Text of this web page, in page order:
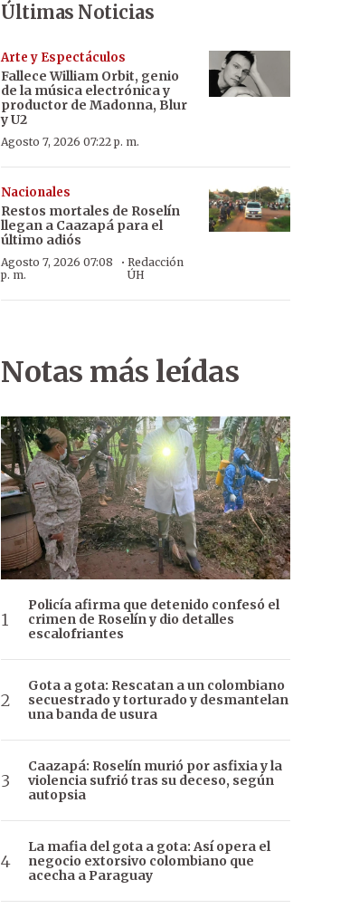
Últimas Noticias
Arte y Espectáculos
Fallece William Orbit, genio
de la música electrónica y
productor de Madonna, Blur
y U2
Agosto 7, 2026 07:22 p. m.
Nacionales
Restos mortales de Roselín
llegan a Caazapá para el
último adiós
Agosto 7, 2026 07:08
p. m.
· Redacción
ÚH
Notas más leídas
Policía afirma que detenido confesó el
crimen de Roselín y dio detalles
escalofriantes
Gota a gota: Rescatan a un colombiano
secuestrado y torturado y desmantelan
una banda de usura
Caazapá: Roselín murió por asfixia y la
violencia sufrió tras su deceso, según
autopsia
La mafia del gota a gota: Así opera el
negocio extorsivo colombiano que
acecha a Paraguay